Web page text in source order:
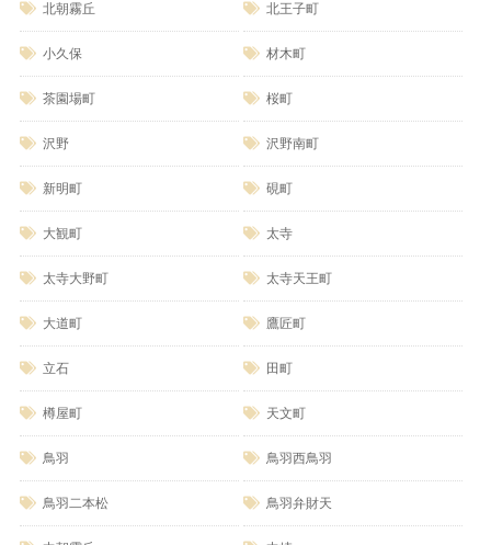
北朝霧丘 北王子町
小久保 材木町
茶園場町 桜町
沢野 沢野南町
新明町 硯町
大観町 太寺
太寺大野町 太寺天王町
大道町 鷹匠町
立石 田町
樽屋町 天文町
鳥羽 鳥羽西鳥羽
鳥羽二本松 鳥羽弁財天